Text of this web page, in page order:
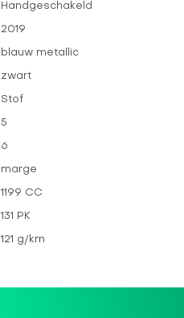
Handgeschakeld
2019
blauw metallic
zwart
Stof
5
6
marge
1199 CC
131 PK
121 g/km